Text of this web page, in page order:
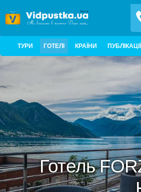
ТУРИ ГОТЕЛІ КРАЇНИ ПУБЛІКАЦІЇ
Готель